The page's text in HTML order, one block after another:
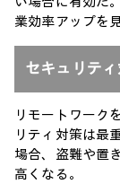
業効率アップを
セキュリテ
リモートワーク
リティ対策は最
場合、盗難や置
高くなる。